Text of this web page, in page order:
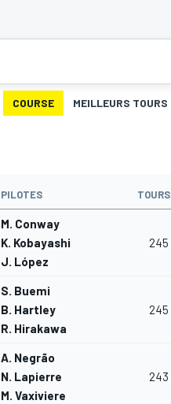
COURSE MEILLEURS TOURS
PILOTES TOURS
M. Conway
K. Kobayashi
J. López
245
S. Buemi
B. Hartley
R. Hirakawa
245
A. Negrão
N. Lapierre
M. Vaxiviere
243